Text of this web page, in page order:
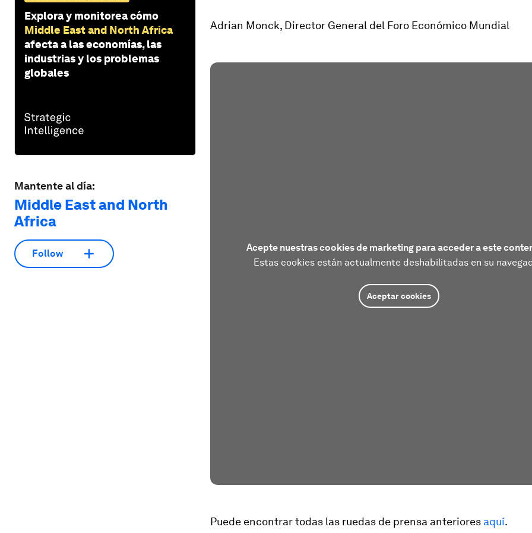
Explora y monitorea cómo
Middle East and North Africa
afecta a las economías, las
industrias y los problemas
globales
Mantente al día:
Middle East and North
Africa
Follow
Adrian Monck, Director General del Foro Económico Mundial
Acepte nuestras cookies de marketing para acceder a este
Estas cookies están actualmente deshabilitadas en su
Aceptar cookies
Puede encontrar todas las ruedas de prensa anteriores aquí.